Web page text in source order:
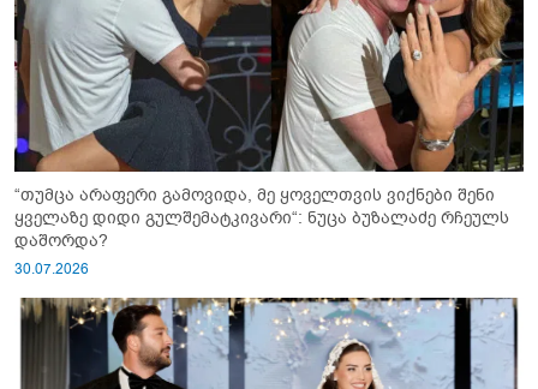
“თუმცა არაფერი გამოვიდა, მე ყოველთვის ვიქნები შენი
ყველაზე დიდი გულშემატკივარი“: ნუცა ბუზალაძე რჩეულს
დაშორდა?
30.07.2026